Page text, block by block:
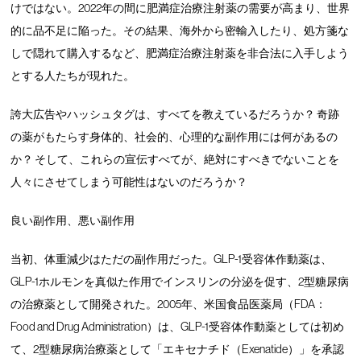
けではない。2022年の間に肥満症治療注射薬の需要が高まり、世界
的に品不足に陥った。その結果、海外から密輸入したり、処方箋な
しで隠れて購入するなど、肥満症治療注射薬を非合法に入手しよう
とする人たちが現れた。
誇大広告やハッシュタグは、すべてを教えているだろうか？ 奇跡
の薬がもたらす身体的、社会的、心理的な副作用には何があるの
か？ そして、これらの宣伝すべてが、絶対にすべきでないことを
人々にさせてしまう可能性はないのだろうか？
良い副作用、悪い副作用
当初、体重減少はただの副作用だった。GLP-1受容体作動薬は、
GLP-1ホルモンを真似た作用でインスリンの分泌を促す、2型糖尿病
の治療薬として開発された。2005年、米国食品医薬局（FDA：
Food and Drug Administration）は、GLP-1受容体作動薬としては初め
て、2型糖尿病治療薬として「エキセナチド（Exenatide）」を承認